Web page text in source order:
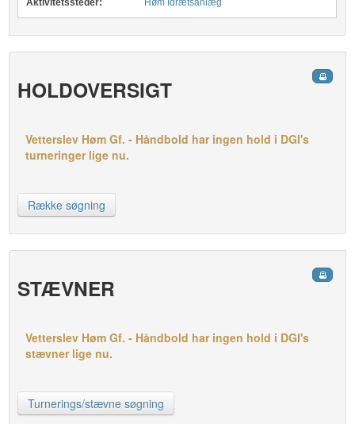
Aktivitetssteder: Høm Idrætsanlæg
HOLDOVERSIGT
Vetterslev Høm Gf. - Håndbold har ingen hold i DGI's
turneringer lige nu.
Række søgning
STÆVNER
Vetterslev Høm Gf. - Håndbold har ingen hold i DGI's
stævner lige nu.
Turnerings/stævne søgning